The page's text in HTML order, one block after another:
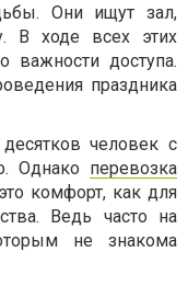
Они ищут зал,
В ходе всех этих
важности доступа.
праздника
человек с
Однако перевозка
комфорт, как для
Ведь часто на
не знакома